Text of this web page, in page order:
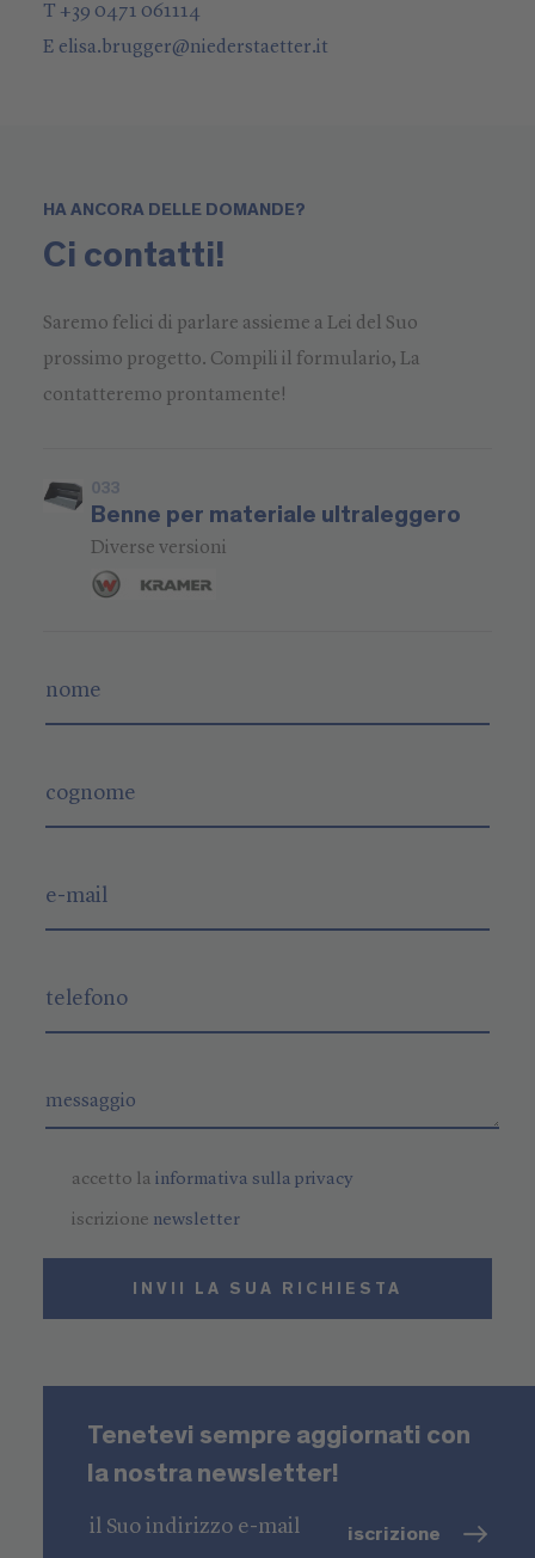
T +39 0471 061114
E elisa.brugger@niederstaetter.it
HA ANCORA DELLE DOMANDE?
Ci contatti!
Saremo felici di parlare assieme a Lei del Suo
prossimo progetto. Compili il formulario, La
contatteremo prontamente!
033
Benne per materiale ultraleggero
Diverse versioni
accetto lainformativa sulla privacy
iscrizione newsletter
INVII LA SUA RICHIESTA
Tenetevi sempre aggiornati con
la nostra newsletter!
iscrizione